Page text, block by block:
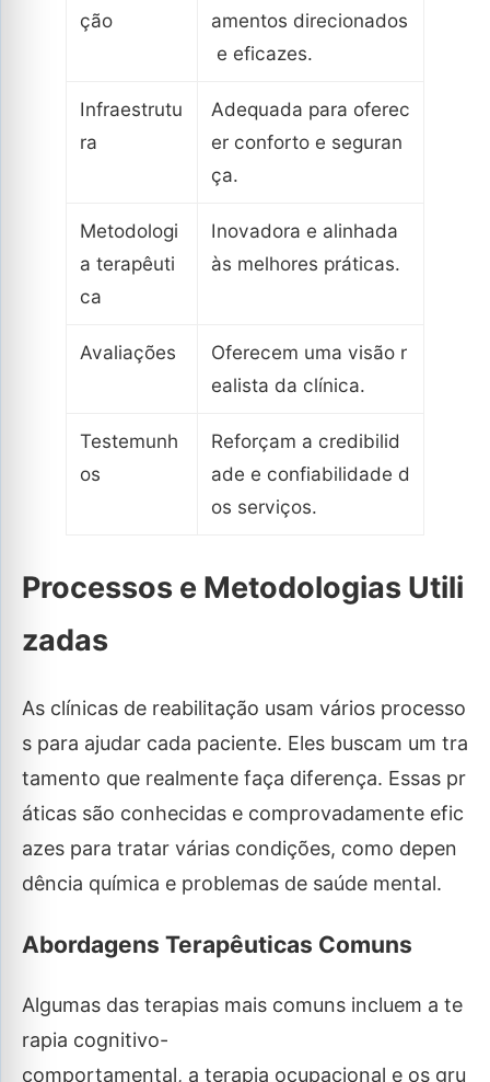
ção
amentos direcionados
e eficazes.
Infraestrutu
ra
Adequada para oferec
er conforto e seguran
ça.
Metodologi
a terapêuti
ca
Inovadora e alinhada
às melhores práticas.
Avaliações
Oferecem uma visão r
ealista da clínica.
Testemunh
os
Reforçam a credibilid
ade e confiabilidade d
os serviços.
Processos e Metodologias Utili
zadas
As clínicas de reabilitação usam vários processo
s para ajudar cada paciente. Eles buscam um tra
tamento que realmente faça diferença. Essas pr
áticas são conhecidas e comprovadamente efic
azes para tratar várias condições, como depen
dência química e problemas de saúde mental.
Abordagens Terapêuticas Comuns
Algumas das terapias mais comuns incluem a te
rapia cognitivo-
comportamental, a terapia ocupacional e os gru